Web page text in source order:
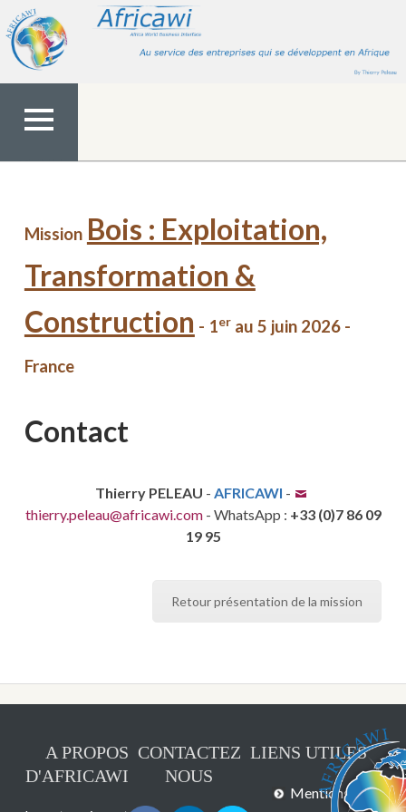
contenu
MENU
Mission Bois : Exploitation,
Transformation &
Construction - 1erau 5 juin 2026 -
France
Contact
Thierry PELEAU - AFRICAWI -
thierry.peleau@africawi.com- WhatsApp : +33 (0)7 86 09
19 95
Retour présentation de la mission
A PROPOS
D'AFRICAWI
CONTACTEZ
NOUS
LIENS UTILES
Mentions légales